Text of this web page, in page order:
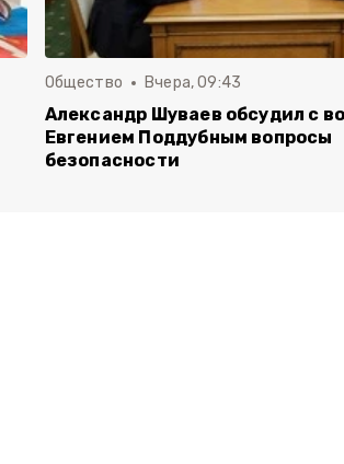
Общество Вчера, 09:43
Александр Шуваев обсудил с
Евгением Поддубным вопросы
безопасности